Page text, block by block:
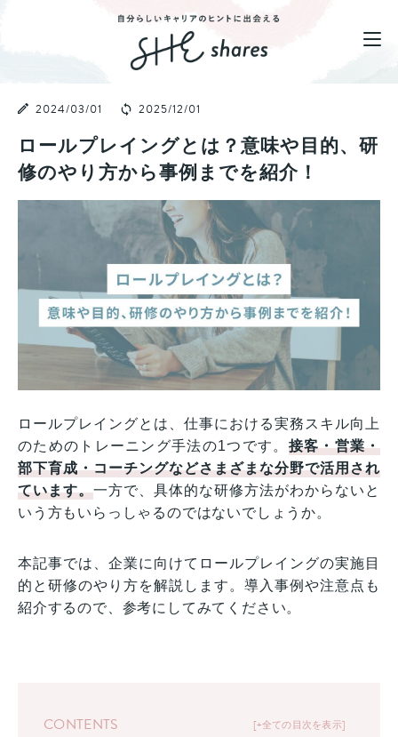
2024/03/01 2025/12/01
ロールプレイングとは？意味や目的、研
修のやり方から事例までを紹介！
ロールプレイングとは、仕事における実務スキル向上
のためのトレーニング手法の1つです。 接客・営業・
部下育成・コーチングなどさまざまな分野で活用され
ています。一方で、具体的な研修方法がわからないと
いう方もいらっしゃるのではないでしょうか。
本記事では、企業に向けてロールプレイングの実施目
的と研修のやり方を解説します。導入事例や注意点も
紹介するので、参考にしてみてください。
+全ての目次を表示
CONTENTS